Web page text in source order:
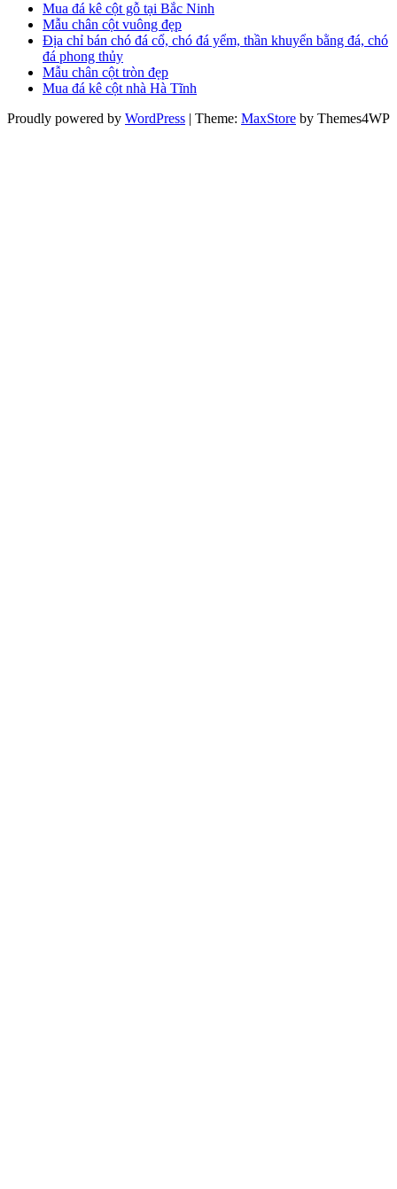
Mua đá kê cột gỗ tại Bắc Ninh
Mẫu chân cột vuông đẹp
Địa chỉ bán chó đá cổ, chó đá yểm, thần khuyển bằng đá, chó
đá phong thủy
Mẫu chân cột tròn đẹp
Mua đá kê cột nhà Hà Tĩnh
Proudly powered by WordPress | Theme: MaxStore by Themes4WP